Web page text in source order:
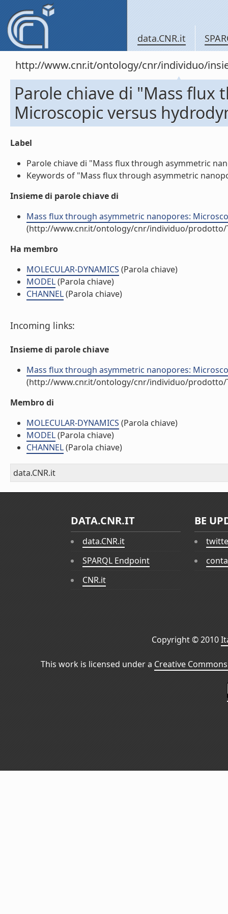
data.CNR.it
http://www.cnr.it/ontology/cnr/individuo/
Parole chiave di "Mass
Microscopic versus
Label
Parole chiave di "Mass flux through asymmetric
Keywords of "Mass flux through asymmetric
Insieme di parole chiave di
Mass flux through asymmetric nanopores:
(http://www.cnr.it/ontology/cnr/individuo/prodotto/
Ha membro
MOLECULAR-DYNAMICS (Parola chiave)
MODEL(Parola chiave)
CHANNEL(Parola chiave)
Incoming links:
Insieme di parole chiave
Mass flux through asymmetric nanopores:
(http://www.cnr.it/ontology/cnr/individuo/prodotto/
Membro di
MOLECULAR-DYNAMICS (Parola chiave)
MODEL(Parola chiave)
CHANNEL(Parola chiave)
data.CNR.it
DATA.CNR.IT
data.CNR.it
SPARQL Endpoint
CNR.it
BE
Copyright © 2010
This work is licensed under a Creative